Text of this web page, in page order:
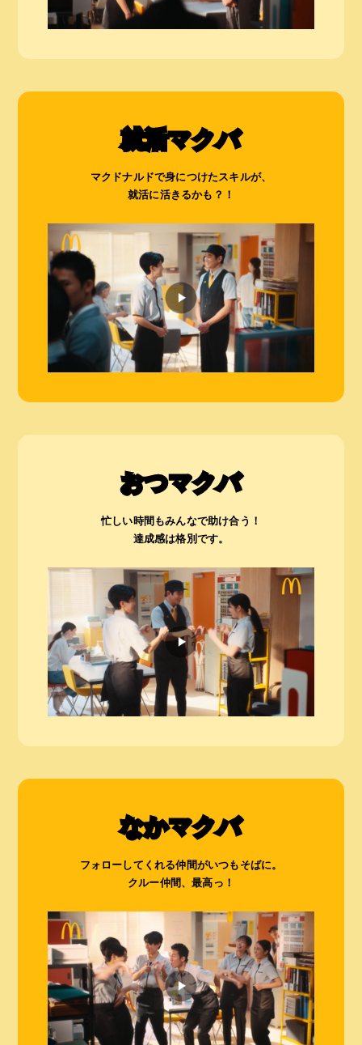
就活マクバ
マクドナルドで身につけたスキルが、
就活に活きるかも？！
おつマクバ
忙しい時間もみんなで助け合う！
達成感は格別です。
なかマクバ
フォローしてくれる仲間がいつもそばに。
クルー仲間、最高っ！